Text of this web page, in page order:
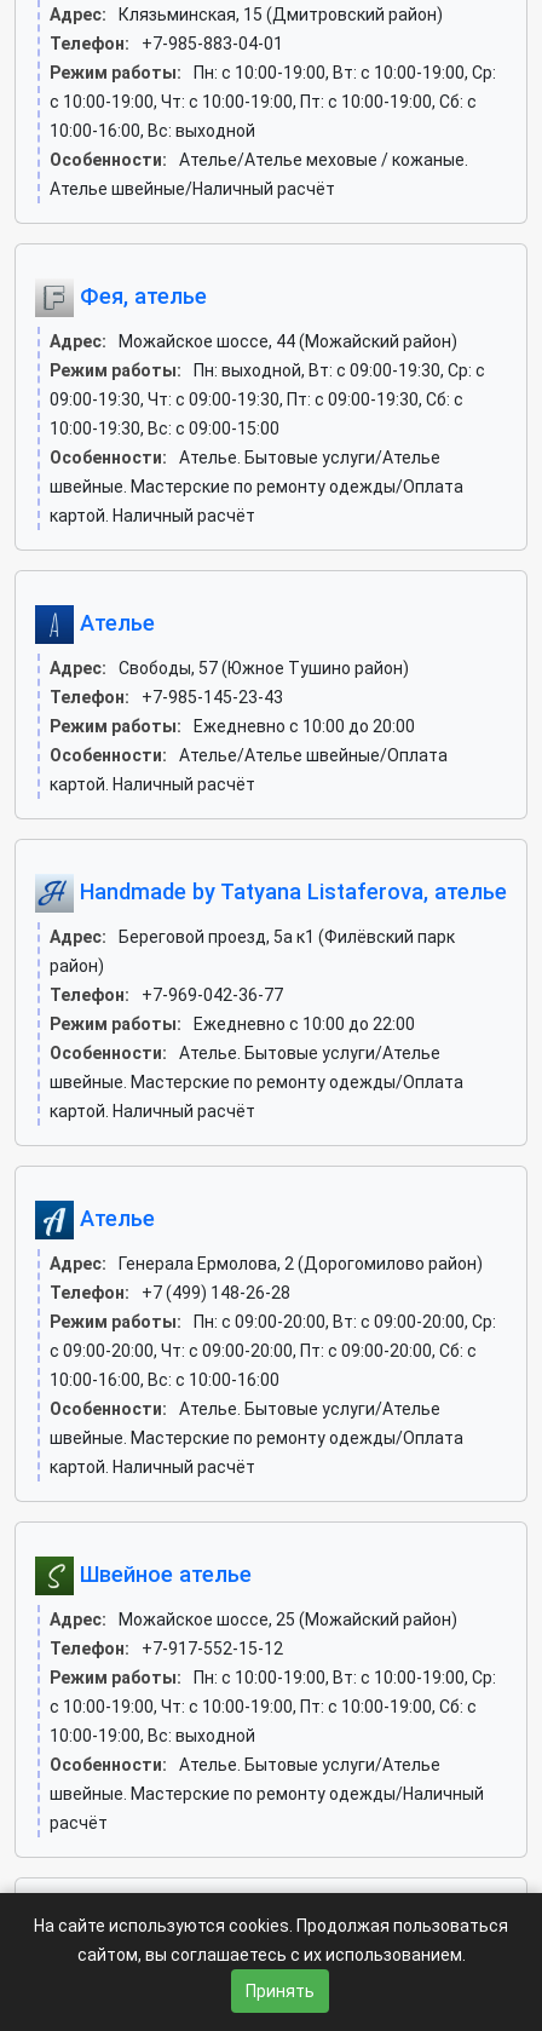
Адрес:
Клязьминская, 15 (Дмитровский район)
Телефон:
+7-985-883-04-01
Режим работы:
Пн: c 10:00-19:00, Вт: c 10:00-19:00, Ср:
c 10:00-19:00, Чт: c 10:00-19:00, Пт: c 10:00-19:00, Сб: c
10:00-16:00, Вс: выходной
Особенности:
Ателье/Ателье меховые / кожаные.
Ателье швейные/Наличный расчёт
Фея, ателье
Адрес:
Можайское шоссе, 44 (Можайский район)
Режим работы:
Пн: выходной, Вт: c 09:00-19:30, Ср: c
09:00-19:30, Чт: c 09:00-19:30, Пт: c 09:00-19:30, Сб: c
10:00-19:30, Вс: c 09:00-15:00
Особенности:
Ателье. Бытовые услуги/Ателье
швейные. Мастерские по ремонту одежды/Оплата
картой. Наличный расчёт
Ателье
Адрес:
Свободы, 57 (Южное Тушино район)
Телефон:
+7-985-145-23-43
Режим работы:
Ежедневно с 10:00 до 20:00
Особенности:
Ателье/Ателье швейные/Оплата
картой. Наличный расчёт
Handmade by Tatyana Listaferova, ателье
Адрес:
Береговой проезд, 5а к1 (Филёвский парк
район)
Телефон:
+7-969-042-36-77
Режим работы:
Ежедневно с 10:00 до 22:00
Особенности:
Ателье. Бытовые услуги/Ателье
швейные. Мастерские по ремонту одежды/Оплата
картой. Наличный расчёт
Ателье
Адрес:
Генерала Ермолова, 2 (Дорогомилово район)
Телефон:
+7 (499) 148-26-28
Режим работы:
Пн: c 09:00-20:00, Вт: c 09:00-20:00, Ср:
c 09:00-20:00, Чт: c 09:00-20:00, Пт: c 09:00-20:00, Сб: c
10:00-16:00, Вс: c 10:00-16:00
Особенности:
Ателье. Бытовые услуги/Ателье
швейные. Мастерские по ремонту одежды/Оплата
картой. Наличный расчёт
Швейное ателье
Адрес:
Можайское шоссе, 25 (Можайский район)
Телефон:
+7-917-552-15-12
Режим работы:
Пн: c 10:00-19:00, Вт: c 10:00-19:00, Ср:
c 10:00-19:00, Чт: c 10:00-19:00, Пт: c 10:00-19:00, Сб: c
10:00-19:00, Вс: выходной
Особенности:
Ателье. Бытовые услуги/Ателье
швейные. Мастерские по ремонту одежды/Наличный
расчёт
Светлана, ателье
Большая Юшуньская, 1а к7 (Зюзино район)
+7-926-687-02-55
На сайте используются cookies. Продолжая пользоваться
сайтом, вы соглашаетесь с их использованием.
Принять